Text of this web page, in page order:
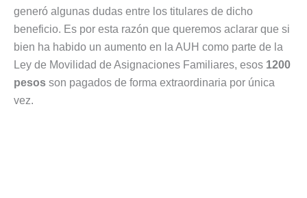
generó algunas dudas entre los titulares de dicho
beneficio. Es por esta razón que queremos aclarar que si
bien ha habido un aumento en la AUH como parte de la
Ley de Movilidad de Asignaciones Familiares, esos 1200
pesos son pagados de forma extraordinaria por única
vez.